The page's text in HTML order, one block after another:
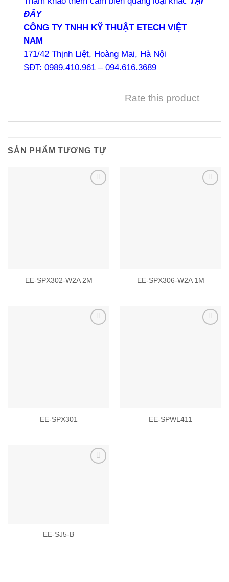
ĐÂY
CÔNG TY TNHH KỸ THUẬT ETECH VIỆT
NAM
171/42 Thịnh Liệt, Hoàng Mai, Hà Nội
SĐT: 0989.410.961 – 094.616.3689
Rate this product
SẢN PHẨM TƯƠNG TỰ
EE-SPX302-W2A 2M EE-SPX306-W2A 1M
EE-SPX301 EE-SPWL411
EE-SJ5-B